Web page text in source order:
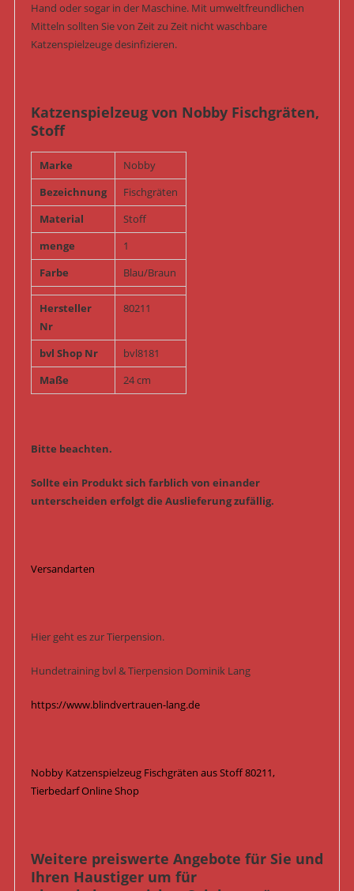
Hand oder sogar in der Maschine. Mit umweltfreundlichen
Mitteln sollten Sie von Zeit zu Zeit nicht waschbare
Katzenspielzeuge desinfizieren.
Katzenspielzeug von Nobby Fischgräten,
Stoff
Marke
Nobby
Bezeichnung
Fischgräten
Material
Stoff
menge
1
Farbe
Blau/Braun
Hersteller
Nr
80211
bvl Shop Nr
bvl8181
Maße
24 cm
Bitte beachten.
Sollte ein Produkt sich farblich von einander
unterscheiden erfolgt die Auslieferung zufällig.
Versandarten
Hier geht es zur Tierpension.
Hundetraining bvl & Tierpension Dominik Lang
https://www.blindvertrauen-lang.de
Nobby Katzenspielzeug Fischgräten aus Stoff 80211,
Tierbedarf Online Shop
Weitere preiswerte Angebote für Sie und
Ihren Haustiger um für